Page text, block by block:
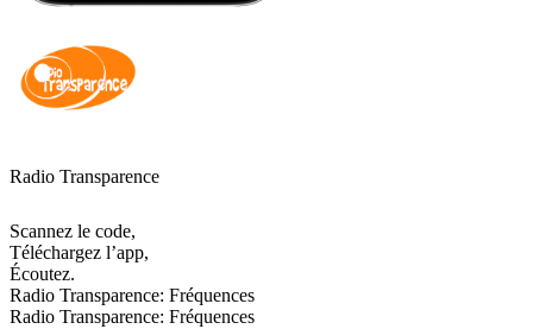
Radio Transparence
Scannez le code,
Téléchargez l’app,
Écoutez.
Radio Transparence: Fréquences
Radio Transparence: Fréquences